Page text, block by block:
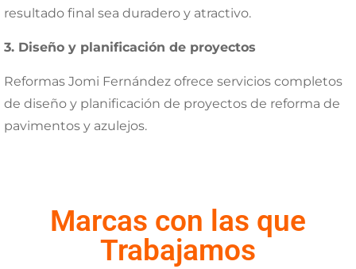
resultado final sea duradero y atractivo.
3. Diseño y planificación de proyectos
Reformas Jomi Fernández ofrece servicios completos
de diseño y planificación de proyectos de reforma de
pavimentos y azulejos.
Marcas con las que
Trabajamos